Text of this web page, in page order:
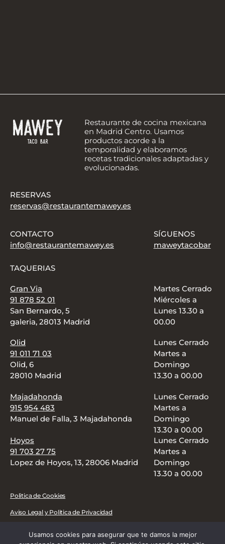
Restaurante de cocina mexicana
en Madrid Centro. Usamos
productos acorde a la
temporalidad y elaboramos
recetas tradicionales adaptadas y
evolucionadas.
RESERVAS
reservas@restaurantemawey.es
CONTACTO
info@restaurantemawey.es
SÍGUENOS
maweytacobar
TAQUERIAS
Gran Via
91 878 52 01
San Bernardo, 5
galeria, 28013 Madrid
Martes Cerrado
Miércoles a
Lunes 13.30 a
00.00
Olid
91 011 71 03
Olid, 6
28010 Madrid
Lunes Cerrado
Martes a
Domingo
13.30 a 00.00
Majadahonda
915 954 483
Manuel de Falla, 3 Majadahonda
Lunes Cerrado
Martes a
Domingo
13.30 a 00.00
Hoyos
91 703 27 75
Lopez de Hoyos, 13, 28006 Madrid
Lunes Cerrado
Martes a
Domingo
13.30 a 00.00
CARTAFOOD TRUCKDELIVERYREGALABLOG
Politica de Cookies
Aviso Legal y Politica de Privacidad
Usamos cookies para asegurar que te damos la mejor